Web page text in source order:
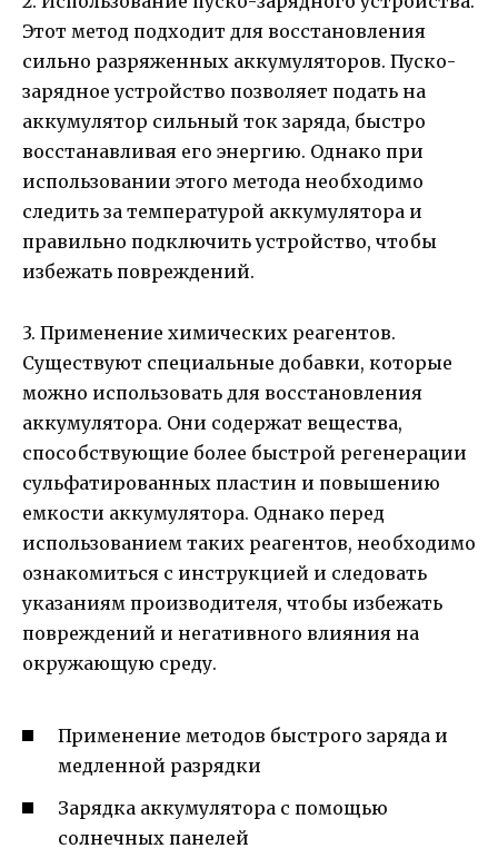
Этот метод подходит для восстановления
сильно разряженных аккумуляторов. Пуско-
зарядное устройство позволяет подать на
аккумулятор сильный ток заряда, быстро
восстанавливая его энергию. Однако при
использовании этого метода необходимо
следить за температурой аккумулятора и
правильно подключить устройство, чтобы
избежать повреждений.
3. Применение химических реагентов.
Существуют специальные добавки, которые
можно использовать для восстановления
аккумулятора. Они содержат вещества,
способствующие более быстрой регенерации
сульфатированных пластин и повышению
емкости аккумулятора. Однако перед
использованием таких реагентов, необходимо
ознакомиться с инструкцией и следовать
указаниям производителя, чтобы избежать
повреждений и негативного влияния на
окружающую среду.
Применение методов быстрого заряда и
медленной разрядки
Зарядка аккумулятора с помощью
солнечных панелей